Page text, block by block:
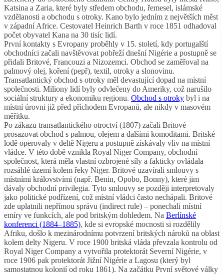
Katsina a Zaria, které byly středem obchodu, řemesel, islámské
vzdělanosti a obchodu s otroky. Kano bylo jedním z největších měst
v západní Africe. Cestovatel Heinrich Barth v roce 1851 odhadoval
počet obyvatel Kana na 30 tisíc lidí.
První kontakty s Evropany proběhly v 15. století, kdy portugalští
obchodníci začali navštěvovat pobřeží dnešní Nigérie a postupně se
přidali Britové, Francouzi a Nizozemci. Obchod se zaměřoval na
palmový olej, koření (pepř), textil, otroky a slonovinu.
Transatlantický obchod s otroky měl devastující dopad na místní
společnosti. Miliony lidí byly odvlečeny do Ameriky, což narušilo
sociální struktury a ekonomiku regionu. Obchod s otroky byl i na
místní úrovni již před příchodem Evropanů, ale nikdy v masovém
měřítku.
Po zákazu transatlantického otroctví (1807) začali Britové
prosazovat obchod s palmou, olejem a dalšími komoditami. Britské
lodě operovaly v deltě Nigeru a postupně získávaly vliv na místní
vládce. V této době vznikla Royal Niger Company, obchodní
společnost, která měla vlastní ozbrojené síly a fakticky ovládala
rozsáhlé území kolem řeky Niger. Britové uzavírali smlouvy s
místními královstvími (např. Benin, Opobo, Bonny), které jim
dávaly obchodní privilegia. Tyto smlouvy se později interpretovaly
jako politické podřízení, což místní vládci často nechápali. Britové
zde uplatnili nepřímou správu (indirect rule) – ponechali místní
emíry ve funkcích, ale pod britským dohledem. Na Berlínské
konferenci (1884–1885), kde si evropské mocnosti si rozdělily
Afriku, došlo k mezinárodnímu potvrzení britských nároků na oblast
kolem delty Nigeru. V roce 1900 britská vláda převzala kontrolu od
Royal Niger Company a vytvořila protektorát Severní Nigérie, v
roce 1906 pak protektorát Jižní Nigérie a Lagosu (který byl
samostatnou kolonií od roku 1861). Na začátku První světové války